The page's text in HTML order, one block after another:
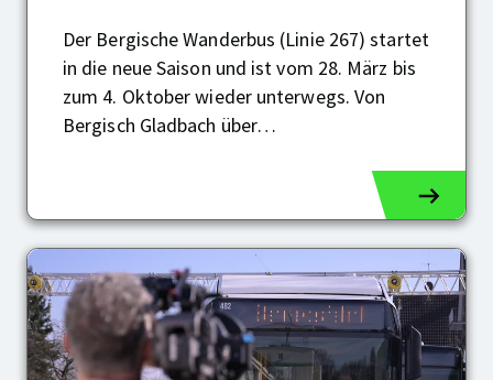
Der Bergische Wanderbus (Linie 267) startet
in die neue Saison und ist vom 28. März bis
zum 4. Oktober wieder unterwegs. Von
Bergisch Gladbach über…
Saison
2026